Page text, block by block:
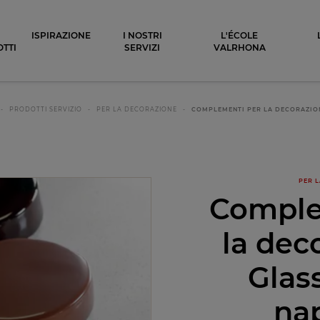
ISPIRAZIONE
I NOSTRI
SERVIZI
L'ÉCOLE
VALRHONA
PRODOTTI SERVIZIO PER LA DECORAZIONE COMPLEMENTI PER LA
PER
la